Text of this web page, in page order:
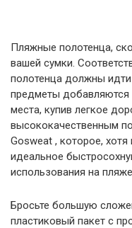
Пляжные полотенца,
вашей сумки.
полотенца должны
предметы добавляются
места, купив легкое
высококачественным
Gosweat , которое,
идеальное
использования на
Бросьте большую
пластиковый пакет с